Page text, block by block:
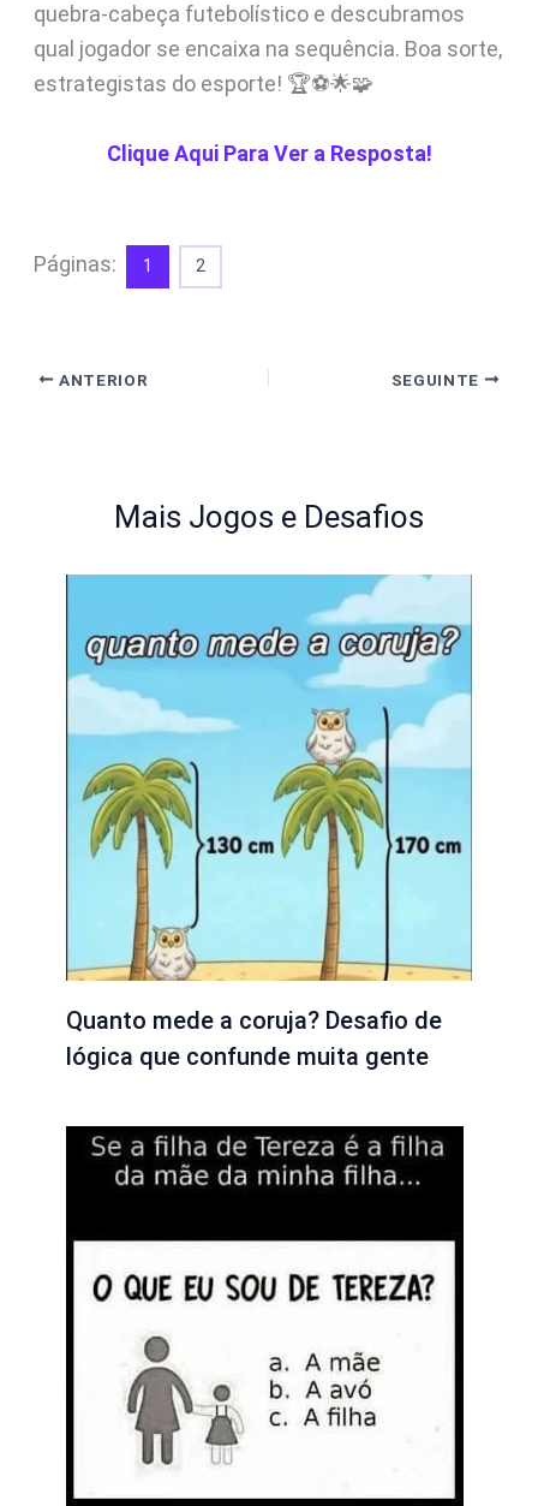
quebra-cabeça futebolístico e descubramos
qual jogador se encaixa na sequência. Boa sorte,
estrategistas do esporte! 🏆⚽🌟🧩
Clique Aqui Para Ver a Resposta!
Páginas: 1 2
ANTERIOR SEGUINTE
Mais Jogos e Desafios
Quanto mede a coruja? Desafio de
lógica que confunde muita gente